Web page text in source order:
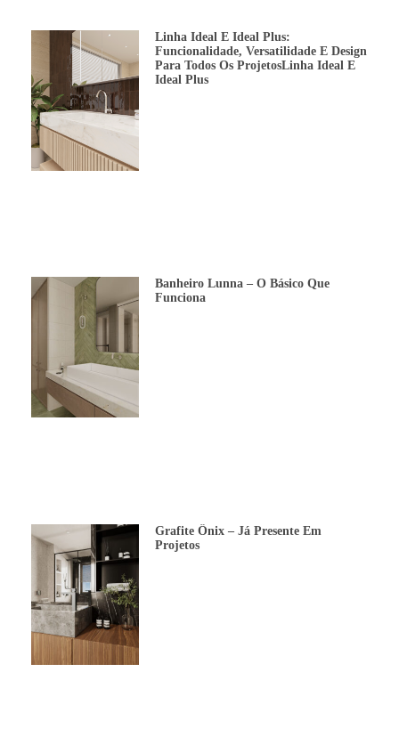
Linha Ideal E Ideal Plus:
Funcionalidade, Versatilidade E Design
Para Todos Os ProjetosLinha Ideal E
Ideal Plus
Banheiro Lunna – O Básico Que
Funciona
Grafite Ônix – Já Presente Em
Projetos